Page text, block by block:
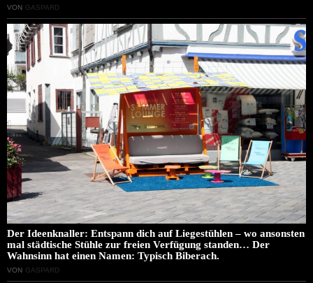
VON GASPARD
Der Ideenknaller: Entspann dich auf Liegestühlen – wo ansonsten
mal städtische Stühle zur freien Verfügung standen… Der
Wahnsinn hat einen Namen: Typisch Biberach.
VON GASPARD